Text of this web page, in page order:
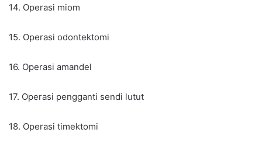
14. Operasi miom
15. Operasi odontektomi
16. Operasi amandel
17. Operasi pengganti sendi lutut
18. Operasi timektomi